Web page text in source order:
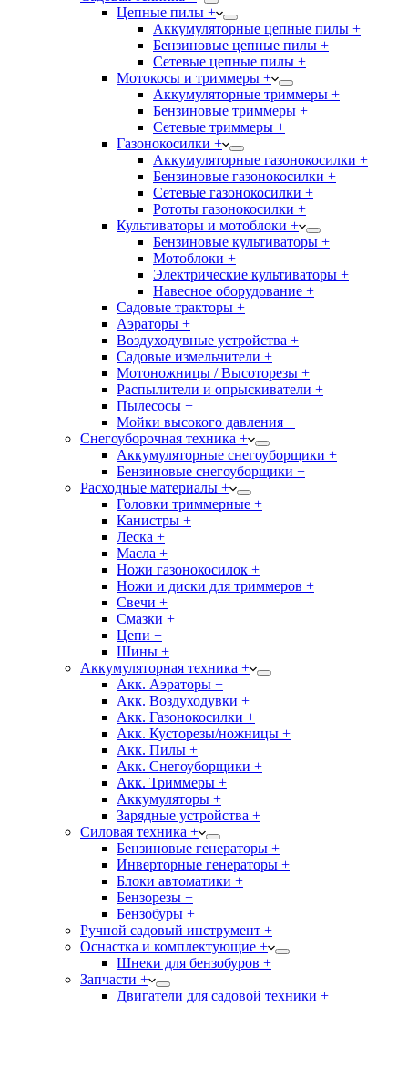
Цепные пилы +
Аккумуляторные цепные пилы +
Бензиновые цепные пилы +
Сетевые цепные пилы +
Мотокосы и триммеры +
Аккумуляторные триммеры +
Бензиновые триммеры +
Сетевые триммеры +
Газонокосилки +
Аккумуляторные газонокосилки +
Бензиновые газонокосилки +
Сетевые газонокосилки +
Рототы газонокосилки +
Культиваторы и мотоблоки +
Бензиновые культиваторы +
Мотоблоки +
Электрические культиваторы +
Навесное оборудование +
Садовые тракторы +
Аэраторы +
Воздуходувные устройства +
Садовые измельчители +
Мотоножницы / Высоторезы +
Распылители и опрыскиватели +
Пылесосы +
Мойки высокого давления +
Снегоуборочная техника +
Аккумуляторные снегоуборщики +
Бензиновые снегоуборщики +
Расходные материалы +
Головки триммерные +
Канистры +
Леска +
Масла +
Ножи газонокосилок +
Ножи и диски для триммеров +
Свечи +
Смазки +
Цепи +
Шины +
Аккумуляторная техника +
Акк. Аэраторы +
Акк. Воздуходувки +
Акк. Газонокосилки +
Акк. Кусторезы/ножницы +
Акк. Пилы +
Акк. Снегоуборщики +
Акк. Триммеры +
Аккумуляторы +
Зарядные устройства +
Силовая техника +
Бензиновые генераторы +
Инверторные генераторы +
Блоки автоматики +
Бензорезы +
Бензобуры +
Ручной садовый инструмент +
Оснастка и комплектующие +
Шнеки для бензобуров +
Запчасти +
Двигатели для садовой техники +